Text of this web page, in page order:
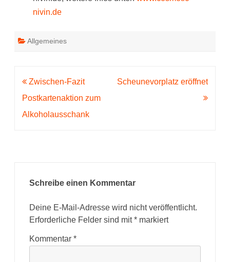
nivin.de
Allgemeines
Beitragsnavigation
Zwischen-Fazit
Postkartenaktion zum
Alkoholausschank
Scheunevorplatz eröffnet
Schreibe einen Kommentar
Deine E-Mail-Adresse wird nicht veröffentlicht.
Erforderliche Felder sind mit* markiert
Kommentar *